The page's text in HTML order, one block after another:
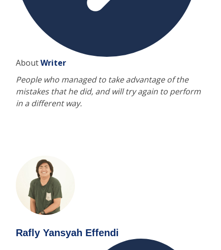
AboutWriter
People who managed to take advantage of the
mistakes that he did, and will try again to perform
in a different way.
Rafly Yansyah Effendi